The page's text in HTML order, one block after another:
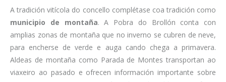
A tradición vitícola do concello complétase coa tradición como
municipio de montaña. A Pobra do Brollón conta con
amplias zonas de montaña que no inverno se cubren de neve,
para encherse de verde e auga cando chega a primavera.
Aldeas de montaña como Parada de Montes transportan ao
viaxeiro ao pasado e ofrecen información importante sobre